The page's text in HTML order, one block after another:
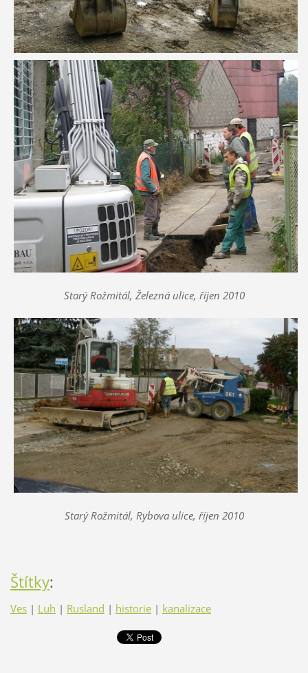
Starý Rožmitál, Železná ulice, říjen 2010
Starý Rožmitál, Rybova ulice, říjen 2010
Štítky:
Ves | Luh | Rusland | historie | kanalizace